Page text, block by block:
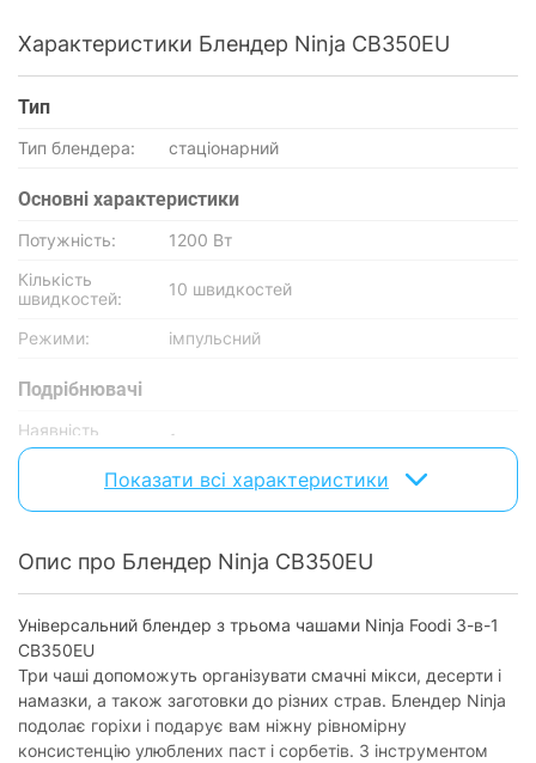
Характеристики Блендер Ninja CB350EU
Тип
Тип блендера: стаціонарний
Основнi характеристики
Потужність:
1200 Вт
Кількість
швидкостей:
10 швидкостей
Режими: імпульсний
Подрібнювачі
Наявність
подрібнювача:
1 шт
маленького
400 мл
подрібнювача
(від 501 мл):
Матеріал чаші: пластик
Насадки та приладдя
Показати всі характеристики
Опис про Блендер Ninja CB350EU
Універсальний блендер з трьома чашами Ninja Foodi 3-в-1
CB350EU
Три чаші допоможуть організувати смачні мікси, десерти і
намазки, а також заготовки до різних страв. Блендер Ninja
подолає горіхи і подарує вам ніжну рівномірну
консистенцію улюблених паст і сорбетів. З інструментом